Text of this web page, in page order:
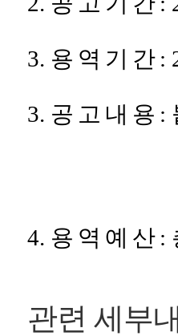
3. 용 역 기 간 :
3. 공 고 내 용 :
4. 용 역 예 산 :
관련 세부